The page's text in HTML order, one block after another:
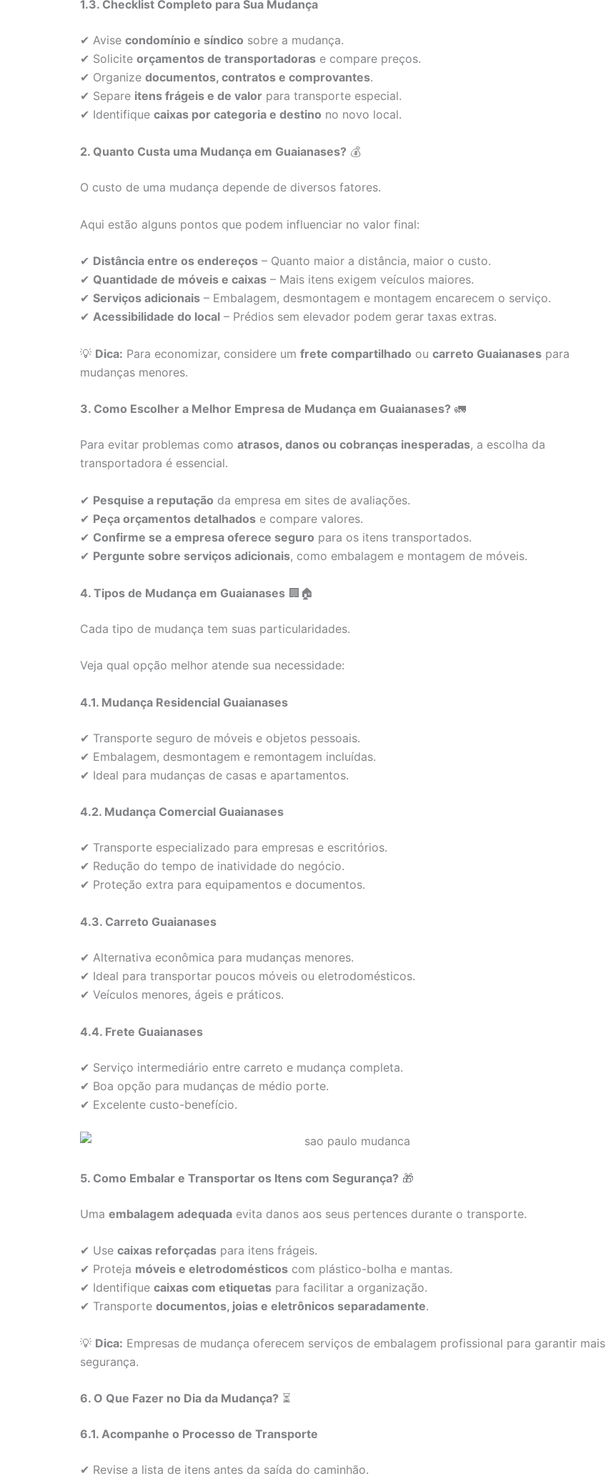
1.3. Checklist Completo para Sua Mudança
✔ Avise condomínio e síndico sobre a mudança.
✔ Solicite orçamentos de transportadoras e compare preços.
✔ Organize documentos, contratos e comprovantes.
✔ Separe itens frágeis e de valor para transporte especial.
✔ Identifique caixas por categoria e destino no novo local.
2. Quanto Custa uma Mudança em Guaianases? 💰
O custo de uma mudança depende de diversos fatores.
Aqui estão alguns pontos que podem influenciar no valor final:
✔ Distância entre os endereços – Quanto maior a distância, maior o custo.
✔ Quantidade de móveis e caixas – Mais itens exigem veículos maiores.
✔ Serviços adicionais – Embalagem, desmontagem e montagem encarecem o serviço.
✔ Acessibilidade do local – Prédios sem elevador podem gerar taxas extras.
💡 Dica: Para economizar, considere um frete compartilhado ou carreto Guaianases para
mudanças menores.
3. Como Escolher a Melhor Empresa de Mudança em Guaianases? 🚛
Para evitar problemas como atrasos, danos ou cobranças inesperadas, a escolha da
transportadora é essencial.
✔ Pesquise a reputação da empresa em sites de avaliações.
✔ Peça orçamentos detalhados e compare valores.
✔ Confirme se a empresa oferece seguro para os itens transportados.
✔ Pergunte sobre serviços adicionais, como embalagem e montagem de móveis.
4. Tipos de Mudança em Guaianases 🏢🏠
Cada tipo de mudança tem suas particularidades.
Veja qual opção melhor atende sua necessidade:
4.1. Mudança Residencial Guaianases
✔ Transporte seguro de móveis e objetos pessoais.
✔ Embalagem, desmontagem e remontagem incluídas.
✔ Ideal para mudanças de casas e apartamentos.
4.2. Mudança Comercial Guaianases
✔ Transporte especializado para empresas e escritórios.
✔ Redução do tempo de inatividade do negócio.
✔ Proteção extra para equipamentos e documentos.
4.3. Carreto Guaianases
✔ Alternativa econômica para mudanças menores.
✔ Ideal para transportar poucos móveis ou eletrodomésticos.
✔ Veículos menores, ágeis e práticos.
4.4. Frete Guaianases
✔ Serviço intermediário entre carreto e mudança completa.
✔ Boa opção para mudanças de médio porte.
✔ Excelente custo-benefício.
5. Como Embalar e Transportar os Itens com Segurança? 🎁
Uma embalagem adequada evita danos aos seus pertences durante o transporte.
✔ Use caixas reforçadas para itens frágeis.
✔ Proteja móveis e eletrodomésticos com plástico-bolha e mantas.
✔ Identifique caixas com etiquetas para facilitar a organização.
✔ Transporte documentos, joias e eletrônicos separadamente.
💡 Dica: Empresas de mudança oferecem serviços de embalagem profissional para garantir mais
segurança.
6. O Que Fazer no Dia da Mudança? ⏳
6.1. Acompanhe o Processo de Transporte
✔ Revise a lista de itens antes da saída do caminhão.